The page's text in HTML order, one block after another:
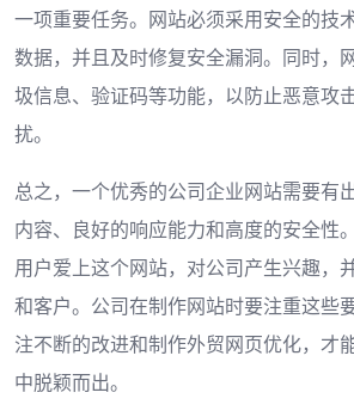
一项重要任务。网站必须采用安全的技
数据，并且及时修复安全漏洞。同时，
圾信息、验证码等功能，以防止恶意攻
扰。
总之，一个优秀的公司企业网站需要有
内容、良好的响应能力和高度的安全性
用户爱上这个网站，对公司产生兴趣，
和客户。公司在制作网站时要注重这些
注不断的改进和制作外贸网页优化，才
中脱颖而出。